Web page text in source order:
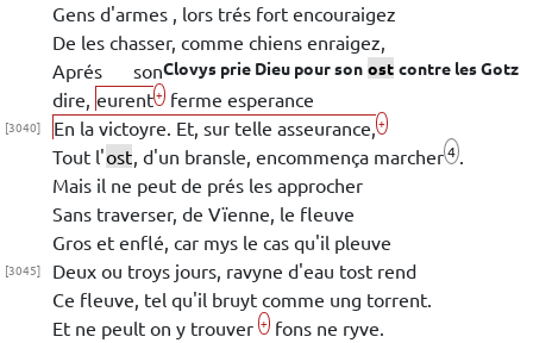
Gens d'armes , lors trés fort encouraigez
De les chasser, comme chiens enraigez,
Clovys prie Dieu pour son ost contre les Gotz
Aprés son
dire, eurent+ ferme esperance
[3040] En la victoyre. Et, sur telle asseurance, +
Tout l'ost, d'un bransle, encommença marcher4 .
Mais il ne peut de prés les approcher
Sans traverser, de Vïenne, le fleuve
Gros et enflé, car mys le cas qu'il pleuve
[3045] Deux ou troys jours, ravyne d'eau tost rend
Ce fleuve, tel qu'il bruyt comme ung torrent.
Et ne peult on y trouver + fons ne ryve.